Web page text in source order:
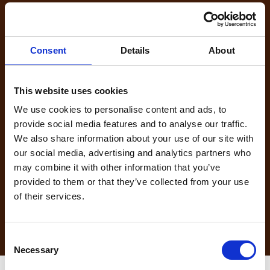
Consent Details About
This website uses cookies
We use cookies to personalise content and ads, to
provide social media features and to analyse our traffic.
We also share information about your use of our site with
our social media, advertising and analytics partners who
may combine it with other information that you’ve
provided to them or that they’ve collected from your use
of their services.
Selection
Necessary
2. Få svar på dina frågor direkt
Under samtalet får du tydliga svar om regler, utrustning och vad som
faktiskt krävs i ditt fall – oavsett om du ska upphandla, bygga eller
3. Få konkreta råd anpassade till
ditt projekt
Vi sammanfattar våra råd i ett tydligt förslag på vad du behöver –
utrustning, utbildning och dokumentation – så att du kan fatta rätt
beslut direkt.